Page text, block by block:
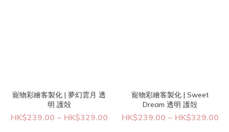
寵物彩繪客製化 | 夢幻雲月 透
明 護殻
HK$239.00 ~ HK$329.00
寵物彩繪客製化 | Sweet
Dream 透明 護殻
HK$239.00 ~ HK$329.00